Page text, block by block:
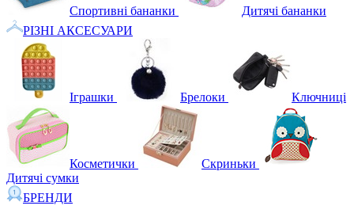
Спортивні бананки
Дитячі бананки
РІЗНІ АКСЕСУАРИ
Іграшки Брелоки Ключниці
Косметички
Скриньки
Дитячі сумки
БРЕНДИ